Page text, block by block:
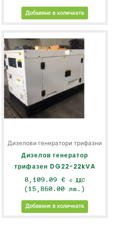
Добавяне в количката
Дизелови генератори трифазни
Дизелов генератор
трифазен DG22-22kVA
8,109.09 € с ДДС
(15,860.00 лв.)
Добавяне в количката